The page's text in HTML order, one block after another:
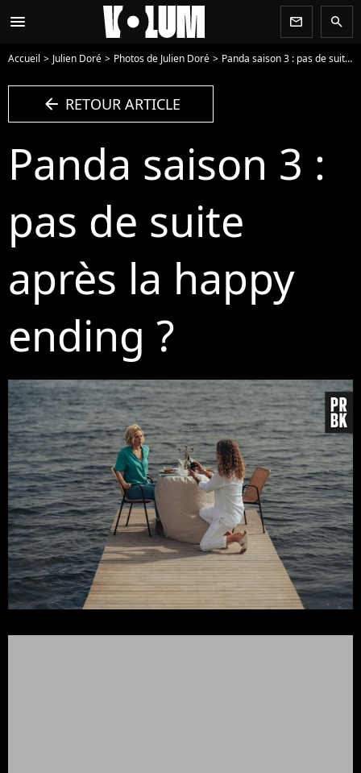
menu newsletter search
Accueil Julien Doré Photos de Julien Doré Panda saison 3 : pas de suite après la happy ending ? - Photo
arrow_left RETOUR ARTICLE
Panda saison 3 :
pas de suite
après la happy
ending ?